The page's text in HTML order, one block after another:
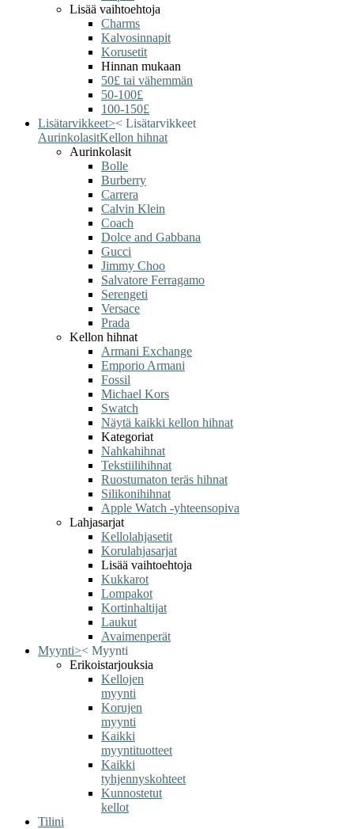
Lisää vaihtoehtoja
Charms
Kalvosinnapit
Korusetit
Hinnan mukaan
50£ tai vähemmän
50-100£
100-150£
Lisätarvikkeet>< Lisätarvikkeet
AurinkolasitKellon hihnat
Aurinkolasit
Bolle
Burberry
Carrera
Calvin Klein
Coach
Dolce and Gabbana
Gucci
Jimmy Choo
Salvatore Ferragamo
Serengeti
Versace
Prada
Kellon hihnat
Armani Exchange
Emporio Armani
Fossil
Michael Kors
Swatch
Näytä kaikki kellon hihnat
Kategoriat
Nahkahihnat
Tekstiilihihnat
Ruostumaton teräs hihnat
Silikonihihnat
Apple Watch -yhteensopiva
Lahjasarjat
Kellolahjasetit
Korulahjasarjat
Lisää vaihtoehtoja
Kukkarot
Lompakot
Kortinhaltijat
Laukut
Avaimenperät
Myynti>< Myynti
Erikoistarjouksia
Kellojen
myynti
Korujen
myynti
Kaikki
myyntituotteet
Kaikki
tyhjennyskohteet
Kunnostetut
kellot
Tilini